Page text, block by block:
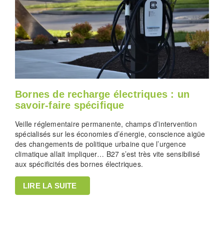
Bornes de recharge électriques : un
savoir-faire spécifique
Veille réglementaire permanente, champs d’intervention
spécialisés sur les économies d’énergie, conscience aigüe
des changements de politique urbaine que l’urgence
climatique allait impliquer… B27 s’est très vite sensibilisé
aux spécificités des bornes électriques.
LIRE LA SUITE